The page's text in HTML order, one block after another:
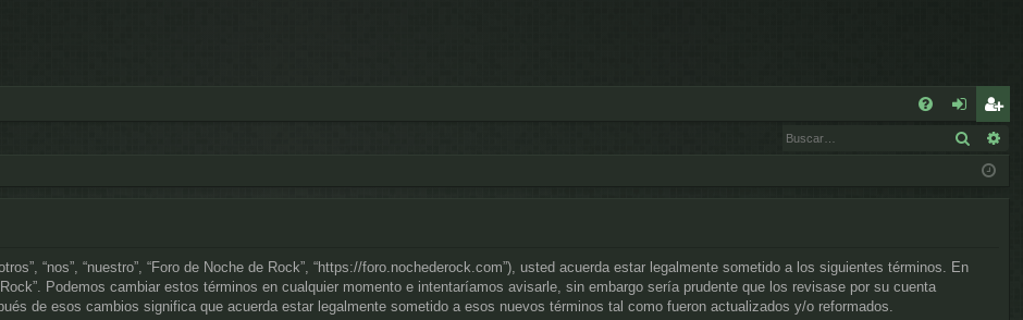
de
eg
ist
Buscar
“nos”, “nuestro”, “Foro de Noche de Rock”, “https://foro.nochederock.com”), usted acuerda estar legalmente sometido a los siguientes términos. En
Podemos cambiar estos términos en cualquier momento e intentaríamos avisarle, sin embargo sería prudente que los revisase por su cuenta
de esos cambios significa que acuerda estar legalmente sometido a esos nuevos términos tal como fueron actualizados y/o reformados.